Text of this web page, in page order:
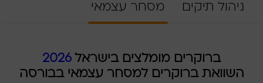
ניהול תיקים מסחר עצמאי
ברוקרים מומלצים בישראל2026
השוואת ברוקרים למסחר עצמאי בבורסה